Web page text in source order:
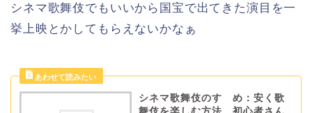
シネマ歌舞伎でもいいから国宝で出てきた演目を一
挙上映とかしてもらえないかなぁ
シネマ歌舞伎のすゝめ：安く歌